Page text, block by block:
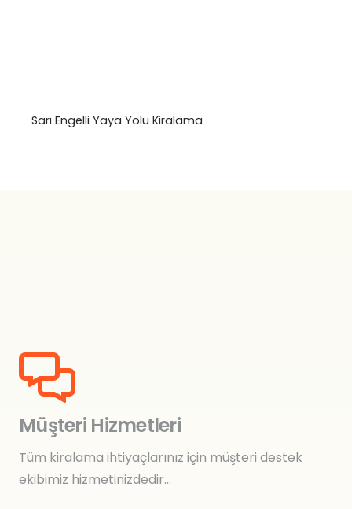
Sarı Engelli Yaya Yolu Kiralama
Müşteri Hizmetleri
Tüm kiralama ihtiyaçlarınız için müşteri destek
ekibimiz hizmetinizdedir…